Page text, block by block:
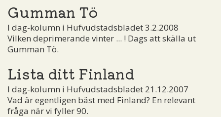
Gumman Tö
I dag-kolumn i Hufvudstadsbladet 3.2.2008
Vilken deprimerande vinter ... ! Dags att skälla ut
Gumman Tö.
Lista ditt Finland
I dag-kolumn i Hufvudstadsbladet 21.12.2007
Vad är egentligen bäst med Finland? En relevant
fråga när vi fyller 90.